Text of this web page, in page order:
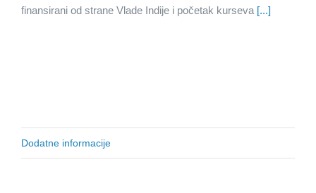
finansirani od strane Vlade Indije i početak kurseva [...]
Dodatne informacije